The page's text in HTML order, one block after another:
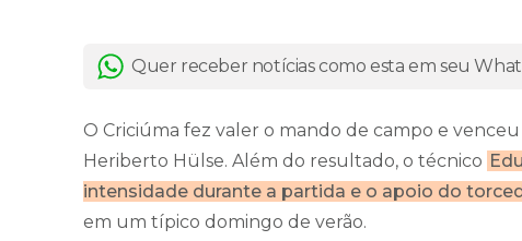
Quer receber notícias como esta em seu
O Criciúma fez valer o mando de campo e
Heriberto Hülse. Além do resultado, o técnico
intensidade durante a partida e o apoio do
em um típico domingo de verão.